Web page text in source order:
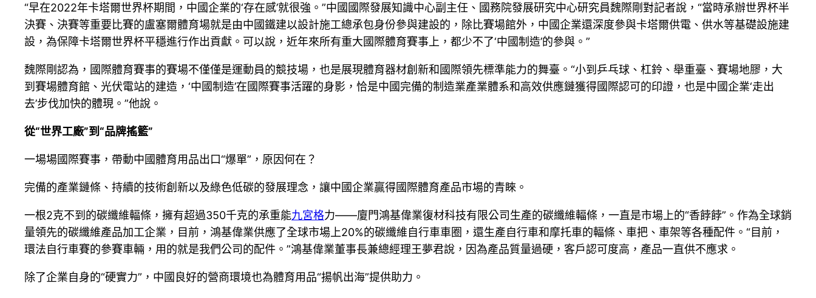
“早在2022年卡塔爾世界杯期間，中國企業的‘存在感’就很強。”中國國際發展知識中心副主任、國務院發展研究中心研究員魏際剛對記者說，“當時承辦世界杯半
決賽、決賽等重要比賽的盧塞爾體育場就是由中國鐵建以設計施工總承包身份參與建設的，除比賽場館外，中國企業還深度參與卡塔爾供電、供水等基礎設施建
設，為保障卡塔爾世界杯平穩進行作出貢獻。可以說，近年來所有重大國際體育賽事上，都少不了‘中國制造’的參與。”
魏際剛認為，國際體育賽事的賽場不僅僅是運動員的競技場，也是展現體育器材創新和國際領先標準能力的舞臺。“小到乒乓球、杠鈴、舉重臺、賽場地膠，大
到賽場體育館、光伏電站的建造，‘中國制造’在國際賽事活躍的身影，恰是中國完備的制造業產業體系和高效供應鏈獲得國際認可的印證，也是中國企業‘走出
去’步伐加快的體現。”他說。
從“世界工廠”到“品牌搖籃”
一場場國際賽事，帶動中國體育用品出口“爆單”，原因何在？
完備的產業鏈條、持續的技術創新以及綠色低碳的發展理念，讓中國企業贏得國際體育產品市場的青睞。
一根2克不到的碳纖維輻條，擁有超過350千克的承重能九宮格力——廈門鴻基偉業復材科技有限公司生產的碳纖維輻條，一直是市場上的“香餑餑”。作為全球銷
量領先的碳纖維產品加工企業，目前，鴻基偉業供應了全球市場上20%的碳纖維自行車車圈，還生產自行車和摩托車的輻條、車把、車架等各種配件。“目前，
環法自行車賽的參賽車輛，用的就是我們公司的配件。”鴻基偉業董事長兼總經理王夢君說，因為產品質量過硬，客戶認可度高，產品一直供不應求。
除了企業自身的“硬實力”，中國良好的營商環境也為體育用品“揚帆出海”提供助力。